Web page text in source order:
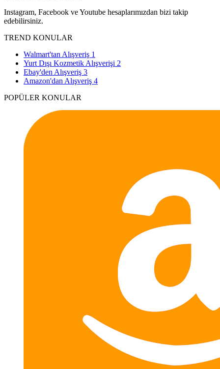
Instagram, Facebook ve Youtube hesaplarımızdan bizi takip
edebilirsiniz.
TREND KONULAR
Walmart'tan Alışveriş 1
Yurt Dışı Kozmetik Alışverişi 2
Ebay'den Alışveriş 3
Amazon'dan Alışveriş 4
POPÜLER KONULAR